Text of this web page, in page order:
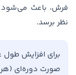
فرش، باعث می‌شود
نظر برسد.
برای افزایش